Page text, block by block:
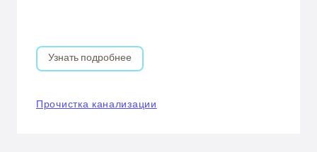
Узнать подробнее
Прочистка канализации